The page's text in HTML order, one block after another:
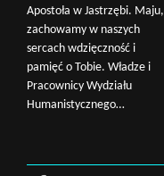
Apostoła w Jastrzębi. Maju,
zachowamy w naszych
sercach wdzięczność i
pamięć o Tobie. Władze i
Pracownicy Wydziału
Humanistycznego…